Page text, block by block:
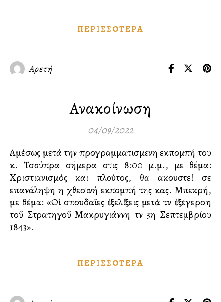
ΠΕΡΙΣΣΟΤΕΡΑ
Αρετή
Ανακοίνωση
04/09/2022
Αμέσως μετά την προγραμματισμένη εκπομπή του
κ. Τσούπρα σήμερα στις 8:00 μ.μ., με θέμα:
Χριστιανισμός και πλούτος, θα ακουστεί σε
επανάληψη η χθεσινή εκπομπή της κας. Μπεκρή,
με θέμα: «Οἱ σπουδαῖες ἐξελίξεις μετὰ τὴν ἐξέγερση
τοῦ Στρατηγοῦ Μακρυγιάννη τὴν 3η Σεπτεμβρίου
1843».
ΠΕΡΙΣΣΟΤΕΡΑ